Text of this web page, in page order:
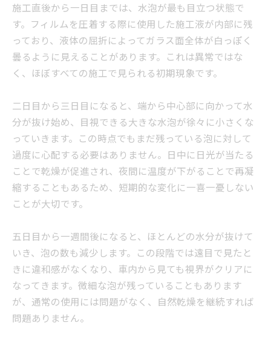
施工直後から一日目までは、水泡が最も目立つ状態で
す。フィルムを圧着する際に使用した施工液が内部に残
っており、液体の屈折によってガラス面全体が白っぽく
曇るように見えることがあります。これは異常ではな
く、ほぼすべての施工で見られる初期現象です。
二日目から三日目になると、端から中心部に向かって水
分が抜け始め、目視できる大きな水泡が徐々に小さくな
っていきます。この時点でもまだ残っている泡に対して
過度に心配する必要はありません。日中に日光が当たる
ことで乾燥が促進され、夜間に温度が下がることで再凝
縮することもあるため、短期的な変化に一喜一憂しない
ことが大切です。
五日目から一週間後になると、ほとんどの水分が抜けて
いき、泡の数も減少します。この段階では遠目で見たと
きに違和感がなくなり、車内から見ても視界がクリアに
なってきます。微細な泡が残っていることもあります
が、通常の使用には問題がなく、自然乾燥を継続すれば
問題ありません。